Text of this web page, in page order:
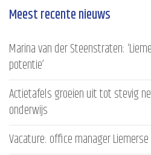
Meest recente nieuws
Marina van der Steenstraten:
potentie’
Actietafels groeien uit tot stevig
onderwijs
Vacature: office manager